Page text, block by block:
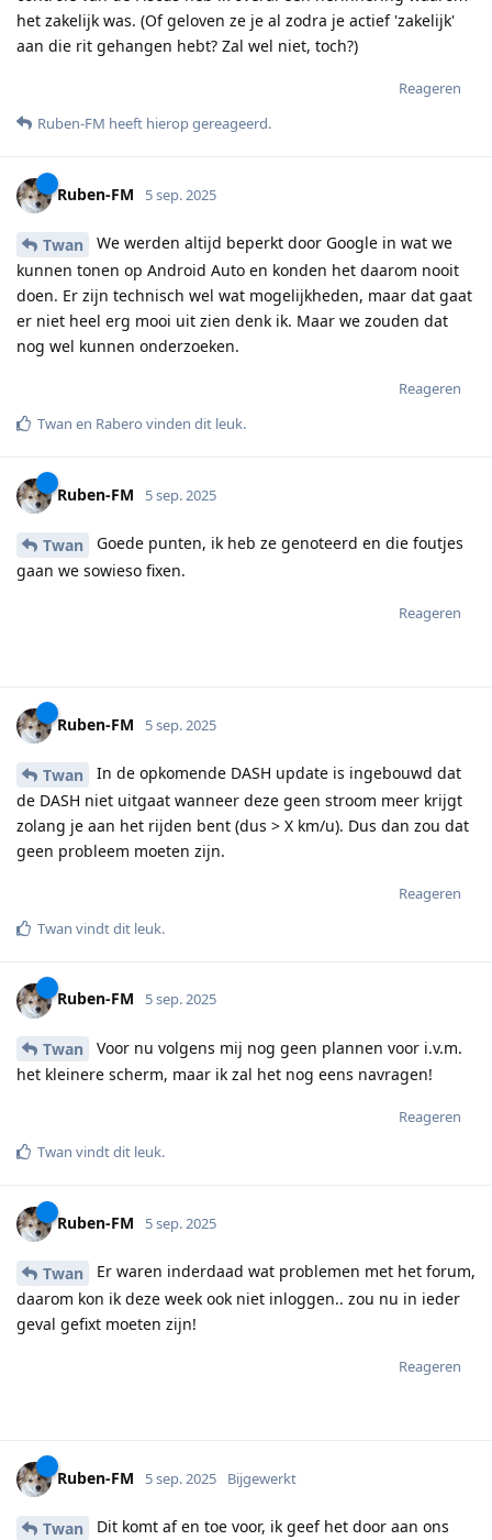
het zakelijk was. (Of geloven ze je al zodra je actief 'zakelijk'
aan die rit gehangen hebt? Zal wel niet, toch?)
Reageren
Ruben-FM heeft hierop gereageerd.
Ruben-FM 5 sep. 2025
Twan
We werden altijd beperkt door Google in wat we
kunnen tonen op Android Auto en konden het daarom nooit
doen. Er zijn technisch wel wat mogelijkheden, maar dat gaat
er niet heel erg mooi uit zien denk ik. Maar we zouden dat
nog wel kunnen onderzoeken.
Reageren
Twan en Rabero vinden dit leuk.
Ruben-FM 5 sep. 2025
Twan
Goede punten, ik heb ze genoteerd en die foutjes
gaan we sowieso fixen.
Reageren
Ruben-FM 5 sep. 2025
Twan
In de opkomende DASH update is ingebouwd dat
de DASH niet uitgaat wanneer deze geen stroom meer krijgt
zolang je aan het rijden bent (dus > X km/u). Dus dan zou dat
geen probleem moeten zijn.
Reageren
Twan vindt dit leuk.
Ruben-FM 5 sep. 2025
Twan
Voor nu volgens mij nog geen plannen voor i.v.m.
het kleinere scherm, maar ik zal het nog eens navragen!
Reageren
Twan vindt dit leuk.
Ruben-FM 5 sep. 2025
Twan
Er waren inderdaad wat problemen met het forum,
daarom kon ik deze week ook niet inloggen.. zou nu in ieder
geval gefixt moeten zijn!
Reageren
Ruben-FM 5 sep. 2025 Bijgewerkt
Twan
Dit komt af en toe voor, ik geef het door aan ons